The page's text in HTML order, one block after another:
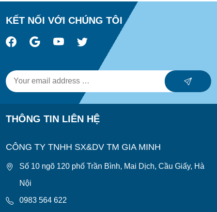
KẾT NỐI VỚI CHÚNG TÔI
THÔNG TIN LIÊN HỆ
CÔNG TY TNHH SX&DV TM GIA MINH
Số 10 ngõ 120 phố Trần Bình, Mai Dịch, Cầu Giấy, Hà
Nội
0983 564 622